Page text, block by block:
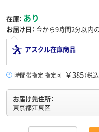
在庫： あり
お届け日： 今から9時間2分以内
アスクル在庫商品
時間帯指定 指定可 ￥385（税込
お届け先住所：
東京都江東区